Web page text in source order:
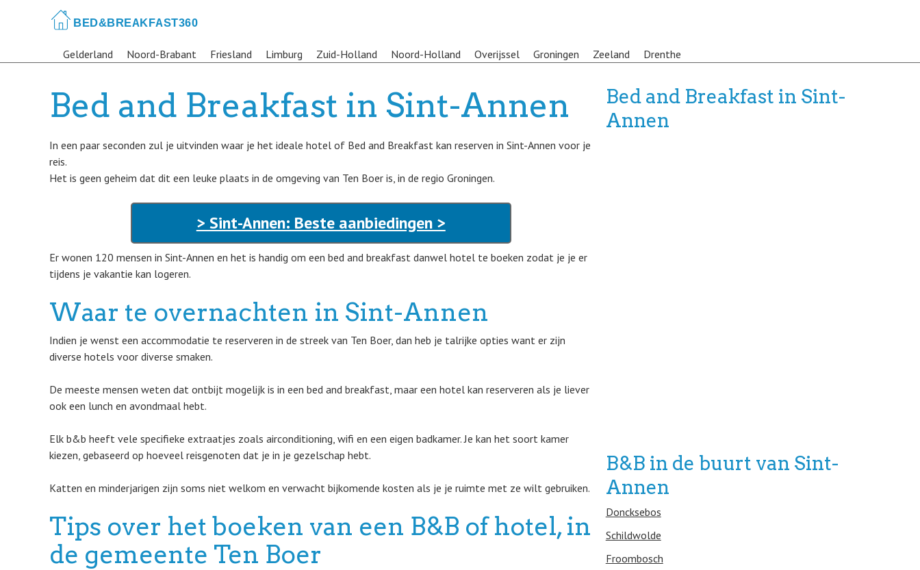
Gelderland Noord-Brabant Friesland Limburg Zuid-Holland Noord-Holland Overijssel Groningen Zeeland Drenthe
Bed and Breakfast in Sint-Annen
In een paar seconden zul je uitvinden waar je het ideale hotel of Bed and Breakfast kan reserven in Sint-Annen voor je
reis.
Het is geen geheim dat dit een leuke plaats in de omgeving van Ten Boer is, in de regio Groningen.
> Sint-Annen: Beste aanbiedingen >
Er wonen 120 mensen in Sint-Annen en het is handig om een bed and breakfast danwel hotel te boeken zodat je je er
tijdens je vakantie kan logeren.
Waar te overnachten in Sint-Annen
Indien je wenst een accommodatie te reserveren in de streek van Ten Boer, dan heb je talrijke opties want er zijn
diverse hotels voor diverse smaken.
De meeste mensen weten dat ontbijt mogelijk is in een bed and breakfast, maar een hotel kan reserveren als je liever
ook een lunch en avondmaal hebt.
Elk b&b heeft vele specifieke extraatjes zoals airconditioning, wifi en een eigen badkamer. Je kan het soort kamer
kiezen, gebaseerd op hoeveel reisgenoten dat je in je gezelschap hebt.
Katten en minderjarigen zijn soms niet welkom en verwacht bijkomende kosten als je je ruimte met ze wilt gebruiken.
Tips over het boeken van een B&B of hotel, in
de gemeente Ten Boer
Bed and Breakfast in Sint-
Annen
B&B in de buurt van Sint-
Annen
Doncksebos
Schildwolde
Froombosch